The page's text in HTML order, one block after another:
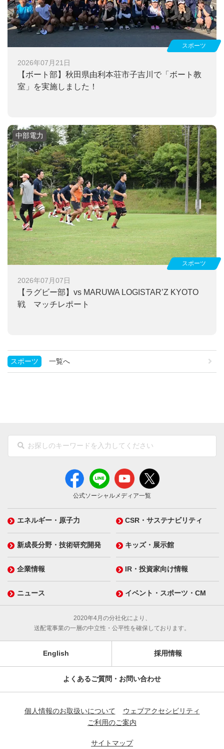
2026年07月21日
【ボート部】 秋田県由利本荘市子吉川で「ボート教
室」を実施しました！
スポーツ
2026年07月07日
【ラグビー部】 vs MARUWA LOGISTAR’Z KYOTO
戦 マッチレポート
スポーツ
中部電力
スポーツ 一覧へ
公式ソーシャルメディア一覧
エネルギー・原子力 CSR・サステナビリティ
新成長分野・技術研究開発 キッズ・展示館
企業情報 IR・投資家向け情報
ニュース イベント・スポーツ・CM
2020年4月の分社化により、
送配電事業の一層の中立性・公平性を確保しております。
English 採用情報
よくあるご質問・お問い合わせ
個人情報のお取扱いについて
ウェブアクセシビリティ
ご利用のご案内
サイトマップ